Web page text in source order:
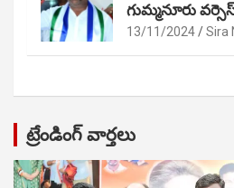
గుమ్మనూరు
13/11/2024 Sira
ట్రేండింగ్ వార్తలు